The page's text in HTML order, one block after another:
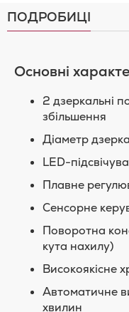
ПОДРОБИЦІ
Основні
2 дзеркальні
збільшення
Діаметр
LED-
Плавне
Сенсорне
Поворотна
кута нахилу)
Високоякісне
Автоматичне
хвилин